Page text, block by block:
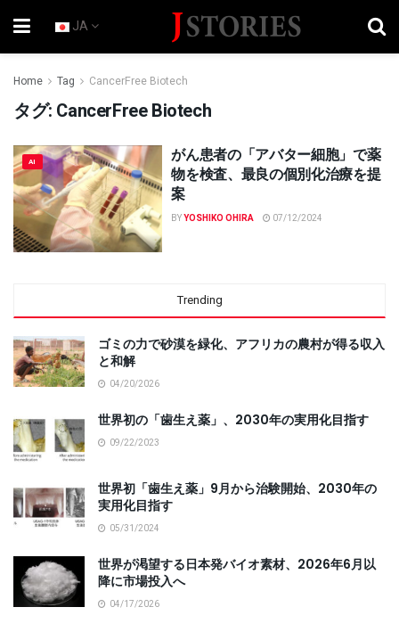
JA
Home Tag CancerFree Biotech
タグ: CancerFree Biotech
AI
がん患者の「アバター細胞」で薬
物を検査、最良の個別化治療を提
案
BYYOSHIKO OHIRA 07/12/2024
Trending
ゴミの力で砂漠を緑化、アフリカの農村が得る収入
と和解
04/20/2026
世界初の「歯生え薬」、2030年の実用化目指す
09/22/2023
世界初「歯生え薬」9月から治験開始、2030年の
実用化目指す
05/31/2024
世界が渇望する日本発バイオ素材、2026年6月以
降に市場投入へ
04/17/2026